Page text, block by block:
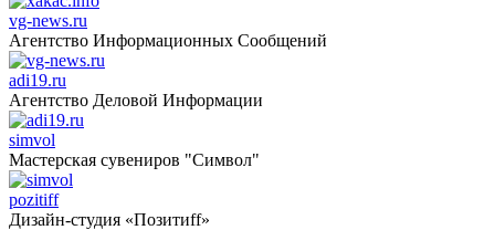
vg-news.ru
Агентство Информационных Сообщений
adi19.ru
Агентство Деловой Информации
simvol
Мастерская сувениров "Символ"
pozitiff
Дизайн-студия «Позитиff»